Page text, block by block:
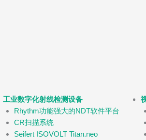
工业数字化射线检测设备
Rhythm功能强大的NDT软件平台
CR扫描系统
Seifert ISOVOLT Titan.neo